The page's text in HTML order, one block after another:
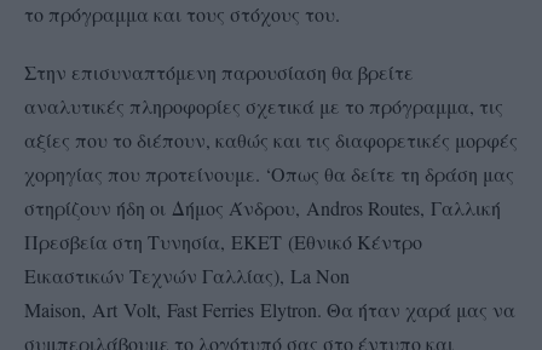
το πρόγραμμα και τους στόχους του.
Στην επισυναπτόμενη παρουσίαση θα βρείτε
αναλυτικές πληροφορίες σχετικά με το πρόγραμμα, τις
αξίες που το διέπουν, καθώς και τις διαφορετικές μορφές
χορηγίας που προτείνουμε. ‘Οπως θα δείτε τη δράση μας
στηρίζουν ήδη oι Δήμος Άνδρου, Andros Routes, Γαλλική
Πρεσβεία στη Τυνησία, ΕΚΕΤ (Εθνικό Κέντρο
Εικαστικών Τεχνών Γαλλίας), La Non
Maison, Αrt Volt, Fast Ferries Εlytron. Θα ήταν χαρά μας να
συμπεριλάβουμε το λογότυπό σας στο έντυπο και